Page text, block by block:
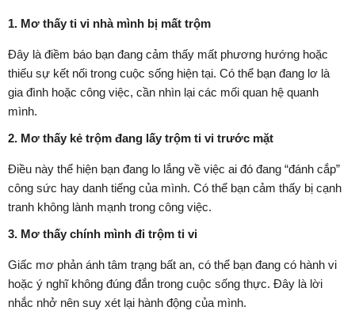
1. Mơ thấy ti vi nhà mình bị mất trộm
Đây là điềm báo bạn đang cảm thấy mất phương hướng hoặc
thiếu sự kết nối trong cuộc sống hiện tại. Có thể bạn đang lơ là
gia đình hoặc công việc, cần nhìn lại các mối quan hệ quanh
mình.
2. Mơ thấy kẻ trộm đang lấy trộm ti vi trước mặt
Điều này thể hiện bạn đang lo lắng về việc ai đó đang “đánh cắp”
công sức hay danh tiếng của mình. Có thể bạn cảm thấy bị cạnh
tranh không lành mạnh trong công việc.
3. Mơ thấy chính mình đi trộm ti vi
Giấc mơ phản ánh tâm trạng bất an, có thể bạn đang có hành vi
hoặc ý nghĩ không đúng đắn trong cuộc sống thực. Đây là lời
nhắc nhở nên suy xét lại hành động của mình.